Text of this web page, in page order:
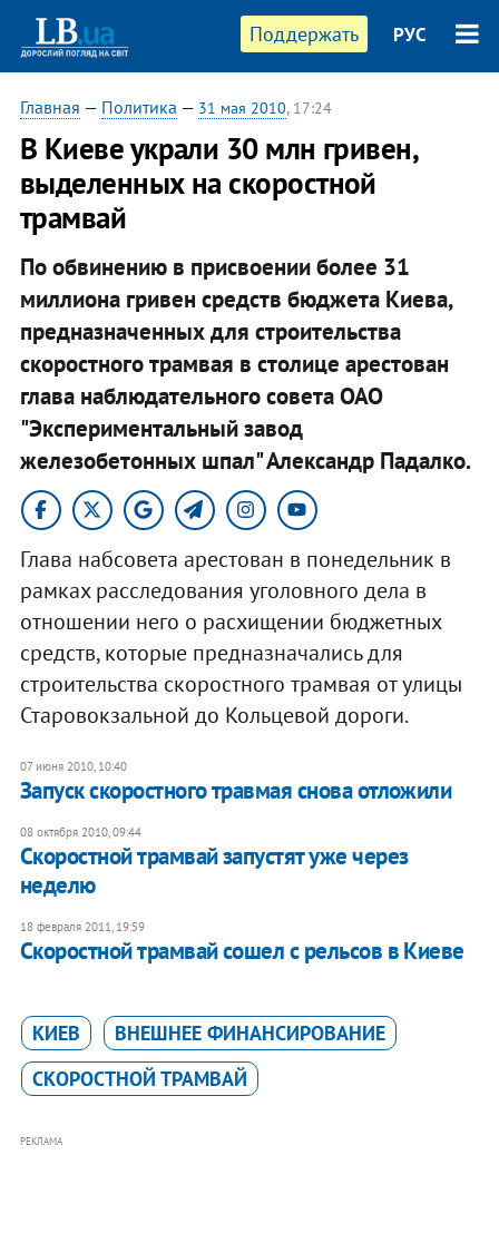
Поддержать РУС
Главная — Политика — 31 мая 2010, 17:24
В Киеве украли 30 млн гривен,
выделенных на скоростной
трамвай
По обвинению в присвоении более 31
миллиона гривен средств бюджета Киева,
предназначенных для строительства
скоростного трамвая в столице арестован
глава наблюдательного совета ОАО
"Экспериментальный завод
железобетонных шпал" Александр Падалко.
Глава набсовета арестован в понедельник в
рамках расследования уголовного дела в
отношении него о расхищении бюджетных
средств, которые предназначались для
строительства скоростного трамвая от улицы
Старовокзальной до Кольцевой дороги.
07 июня 2010, 10:40
Запуск скоростного травмая снова отложили
08 октября 2010, 09:44
Скоростной трамвай запустят уже через
неделю
18 февраля 2011, 19:59
Скоростной трамвай сошел с рельсов в Киеве
КИЕВ
ВНЕШНЕЕ ФИНАНСИРОВАНИЕ
СКОРОСТНОЙ ТРАМВАЙ
РЕКЛАМА